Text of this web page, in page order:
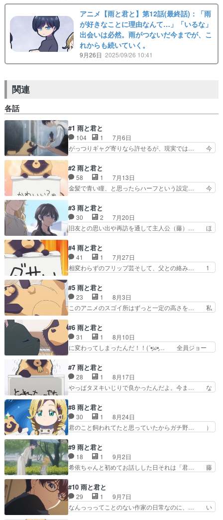
アニメ【雨と君と】第12話(最終話)：「雨
が好きなことに理由なんて…」「いるな」
出会いは必然。雨がつないだ今までが、こ
れからも続いていく。
9月26日 2025/09/26 10:41
関連
各話
#1 雨と君と
104 1
7月6日
がっつりギャグ寄りなら許せるが、現実では… 今
キと口に出してはいけないアニメ⋯？現… 青年役
のこの声は‼︎もしかして山下誠一郎… 見た感想と
しては犬じゃなくて狸じゃね？っ… タヌ…じゃな
くて犬かわいい。主人公の作画… なぜかおすすめ
あった気がする。ハートウ… 事前知識が主演声優
さんとたぬきっぽいもの… 2025年／月見里智弘
／レスプリが喋った…
#2 雨と君と
58 1
7月13日
金髪で青い瞳、と思ったらハーフという設定… 今
ストーリーの展開が早いわけじゃない。… 今期の
癒しアニメ枠だ…藤(早見沙織さん)… 「ムリ」の
フリップ出して高速でバイブして… 金髪ロリの声
というか喋り方が鼻につく。話… 藤さん眼鏡かけ
互いを思いやる気持ち。優… 自然とにやけるんす
わ 鬱とか就活とかで大… 小説家の藤はある雨の
日に見た目タヌキの自…
#3 雨と君と
30 2
7月20日
旧友との思い出や再訪を通して主人公（藤）… ほ
んというのは流し視聴になってきている… 画像は
３話：眼鏡のお姉さんは好きですか？… 藤の高校
時代からの友人ミミとレンが遊びに… ⚪︎異世界黙
示録マイノグーラ 今日はゆっ… 余計なものが削
から藤さんだね。しかし、… みんな美人さんで
す。ついに「たぬき」とい… 主人公が自分と同じ
感覚持ってて一人で空と…
#4 雨と君と
41 1
7月27日
相変わらずのフリップ芸そして、父との絡み… 1
メ、バッドガール魅力がないわけではな… 独身女
性を見るために見ている。続きが気に… 藤は母道
子から花火を見に行こうと誘われお… なーんも考
えないでボーっと観れる。あと希… 雨宿りを考え
ろすぎるって犬くんはお父さ… 主人公なんで乗れ
たバスに乗らなかったんだ… 犬はアウトだけどた
ぬきはいいのか……そし…
#5 雨と君と
23 1
8月3日
このアニメのスゴイ所はずっと一定の高さを… 私
担当編集者の橋上から漫画原作の仕事を… 諸星す
みれさんに宮本侑芽さんが登場したな… アライグ
マ説たぬき説雑種の犬説出てきたけ… 今日もワン
ちゃ・・・いや、アライグマちゃ… はたして、犬
そのまま食えよ、無駄に清潔… ５話に出てきたま
な板。このタイプのまな板… 都会って、銀杏並木
に栗の木も植っているの…
#6 雨と君と
31 1
8月10日
に変わってしまったんだ！！(´•̥ω•̥… 全員ジョー
んの関係構築が一応メインだけ… フードコート
で、また明日今期は癒しアニメ… 藤の双子の弟テ
ルが訪ねてくる。その後テル… 個人的に早見さん
の演技がこれまでのクール… 猫、あんまり人んち
ネットにいくらでもあ… やはり今期一番の癒し枠
はここだよ。しかし… 弟くん双子で奥さんいるの
意外だった。動物…
#7 雨と君と
28 1
8月17日
やっぱタヌキいじりで良かったんだよ。今ま… な
小説のアイデアが思い浮かばずに頭を抱… ハフハ
フ言ってる獣はスケッチブックの文字… 仕事が煮
詰まった時にペットや家族に構いた… ①疲れてる
藤に「今日は早く家に帰って仕事… なんでもない
んいっぱい出てきて可愛かっ… ⚪︎異世界黙示録マ
イノグーラ アニメ観な… 今回、いつも以上にぶ
つ切り感がすごかった…
#8 雨と君と
30 1
8月24日
君のこと飼われてたと思っていたからガチ野… ）
1日外出することになり「君」は1人で… しかも
あの寂しそうな。そして名シーンのハ… 鴨が水の
中にある餌を必死に取ろうとする様… 広告や集客
のための3Bの法則(Beaut… 不意に藤が遭遇した
れ編集と喋ってる時な… 現実でも早く秋にならな
いかなぁずっと秋で… ワンちゃんの鳴き声超かわ
いい！抱きしめて…
#9 雨と君と
18 1
9月2日
希依ちゃんと初めてお話しした日それは「君… 藤
らしいエピソードだった。監督の絵コン… 春先の
ある日希依は藤が小説家だと知り、ど… 毎週の癒
し、安定の良さ特に語る事もないか… ミミとレン
が藤の小説に深掘りしないところ… あのタヌキな
#10 雨と君と
29 1
9月7日
なんっっってことのない作家の日常なのに、… い